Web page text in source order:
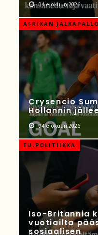
04 elokuun 2026
AFRIKAN JALKAPALLO
Crysencio
Hollannin
04 elokuun 2026
EU-POLITIIKKA
Iso-Britannia
vuotiailta
sosiaalisen